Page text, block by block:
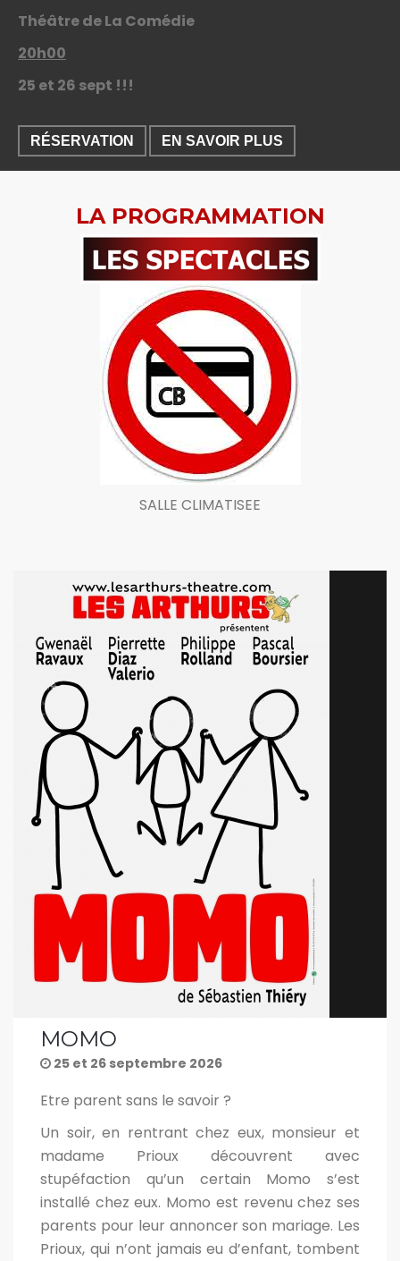
LA PROGRAMMATION
SALLE CLIMATISEE
MOMO
25 et 26 septembre 2026
Etre parent sans le savoir ?
Un soir, en rentrant chez eux, monsieur et
madame Prioux découvrent avec
stupéfaction qu’un certain Momo s’est
installé chez eux. Momo est revenu chez ses
parents pour leur annoncer son mariage. Les
Prioux, qui n’ont jamais eu d’enfant, tombent